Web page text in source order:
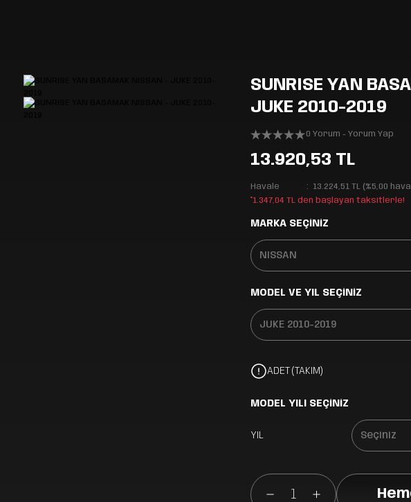
SUNRISE YAN
JUKE 2010-2019
0 Yorum - Yorum Yap
13.920,53 TL
Havale
13.224,51 TL (%5,00
*1.347,04 TL den başlayan taksitlerle!
MARKA SEÇİNİZ
MODEL VE YIL SEÇİNİZ
ADET (TAKIM)
MODEL YILI SEÇİNİZ
YIL